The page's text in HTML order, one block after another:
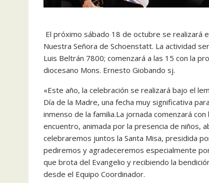
El próximo sábado 18 de octubre se realizará
Nuestra Señora de Schoenstatt. La actividad
Luis Beltrán 7800; comenzará a las 15 con la
diocesano Mons. Ernesto Giobando sj.
«Este año, la celebración se realizará bajo el
Día de la Madre, una fecha muy significativa
inmenso de la familia.La jornada comenzará
encuentro, animada por la presencia de niños,
celebraremos juntos la Santa Misa, presidida
pediremos y agradeceremos especialmente
que brota del Evangelio y recibiendo la
desde el Equipo Coordinador.